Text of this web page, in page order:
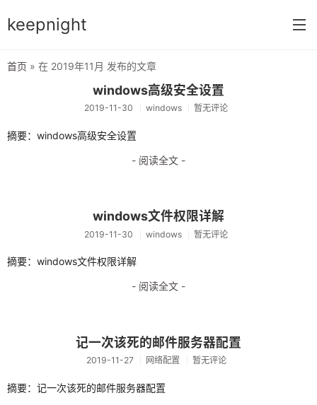
keepnight
首页
分类
c语言
typecho指南
网络配置
python
python爬虫
selenium
首页 » 在 2019年11月 发布的文章
windows高级安全设置
2019-11-30 windows 暂无评论
摘要：windows高级安全设置
- 阅读全文 -
windows文件权限详解
2019-11-30 windows 暂无评论
摘要：windows文件权限详解
- 阅读全文 -
记一次该死的邮件服务器配置
2019-11-27 网络配置 暂无评论
摘要：记一次该死的邮件服务器配置